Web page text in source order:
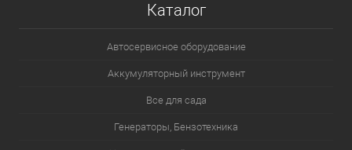
Каталог
Автосервисное оборудование
Аккумуляторный инструмент
Все для сада
Генераторы, Бензотехника